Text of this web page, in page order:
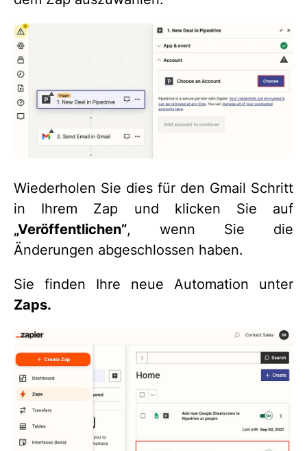
Wiederholen Sie dies für den Gmail Schritt
in Ihrem Zap und klicken Sie auf
„Veröffentlichen”, wenn Sie die
Änderungen abgeschlossen haben.
Sie finden Ihre neue Automation unter
Zaps.